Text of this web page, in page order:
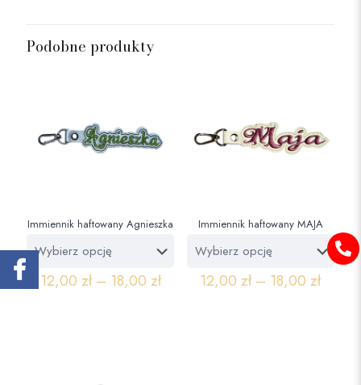
Podobne produkty
Immiennik haftowany Agnieszka
12,00 zł– 18,00 zł
Immiennik haftowany MAJA
12,00zł– 18,00zł